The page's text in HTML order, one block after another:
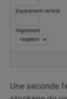
Une seconde